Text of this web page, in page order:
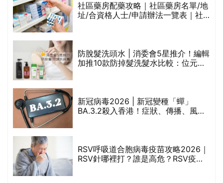
社區藥房配藥攻略｜社區藥房名單/地
址/合資格人士/申請辦法一覽表｜社
防脫髮洗頭水 | 消委會5星推介！編輯
加推10款防掉髮洗髮水比較：位元
新冠病毒2026 | 新冠變種「蟬」
BA.3.2殺入香港！症狀、傳播、風險
RSV呼吸道合胞病毒疫苗攻略2026｜
RSV針哪裡打？誰是高危？RSV疫苗